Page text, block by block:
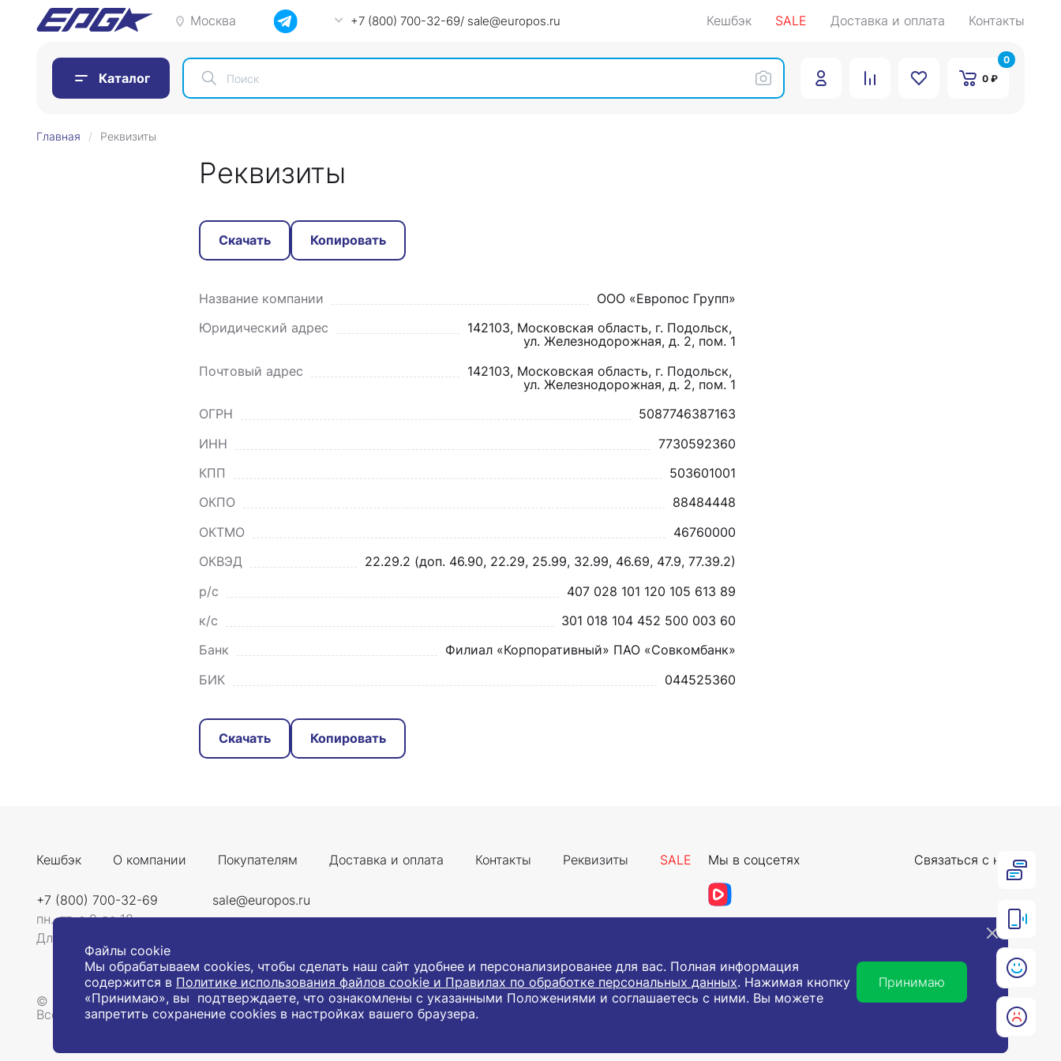
Москва +7 (800) 700-32-69/ sale@europos.ru Кешбэк SALE Доставка и оплата Контакты
Каталог 0 ₽
0
Главная Реквизиты
Реквизиты
Скачать Копировать
Название компании
ООО «Европос Групп»
Юридический адрес
142103, Московская область, г. Подольск,
ул. Железнодорожная, д. 2, пом. 1
Почтовый адрес
142103, Московская область, г. Подольск,
ул. Железнодорожная, д. 2, пом. 1
ОГРН
5087746387163
ИНН
7730592360
КПП
503601001
ОКПО
88484448
ОКТМО
46760000
ОКВЭД
22.29.2 (доп. 46.90, 22.29, 25.99, 32.99, 46.69, 47.9, 77.39.2)
р/с
407 028 101 120 105 613 89
к/с
301 018 104 452 500 003 60
Банк
Филиал «Корпоративный» ПАО «Совкомбанк»
БИК
044525360
Скачать Копировать
Кешбэк О компании Покупателям Доставка и оплата Контакты Реквизиты SALE
+7 (800) 700-32-69
пн.-пт. с 9 до 18
Для звонков со всей России
sale@europos.ru
Мы в соцсетях Связаться с нами
© 2008-2026, Компания «Европос Групп». Все права защищены.
Все товары предназначены для продажи юридическим лицам и индивидуальным предпринимателям с целью использования в хозяйственной деятельности.
Файлы cookie
Мы обрабатываем cookies, чтобы сделать наш сайт удобнее и персонализированее для вас. Полная информация
содержится в Политике использования файлов cookie и Правилах по обработке персональных данных. Нажимая кнопку
«Принимаю», вы подтверждаете, что ознакомлены с указанными Положениями и соглашаетесь с ними. Вы можете
запретить сохранение cookies в настройках вашего браузера.
Принимаю